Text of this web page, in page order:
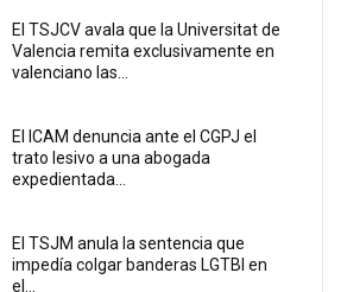
El TSJCV avala que la Universitat de
Valencia remita exclusivamente en
valenciano las...
El ICAM denuncia ante el CGPJ el
trato lesivo a una abogada
expedientada...
El TSJM anula la sentencia que
impedía colgar banderas LGTBI en
el...